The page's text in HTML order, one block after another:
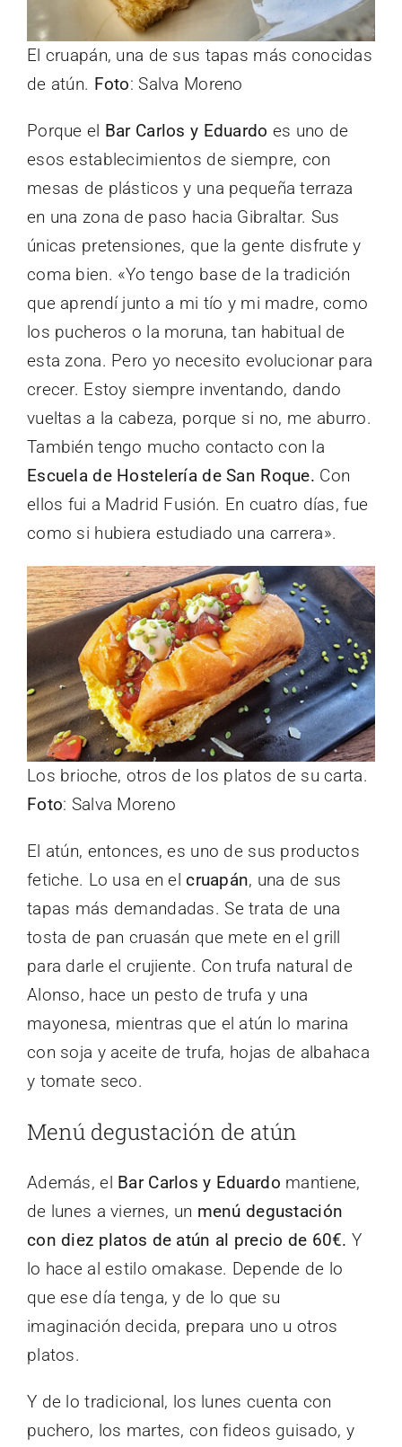
El cruapán, una de sus tapas más conocidas
de atún. Foto: Salva Moreno
Porque el Bar Carlos y Eduardo es uno de
esos establecimientos de siempre, con
mesas de plásticos y una pequeña terraza
en una zona de paso hacia Gibraltar. Sus
únicas pretensiones, que la gente disfrute y
coma bien. «Yo tengo base de la tradición
que aprendí junto a mi tío y mi madre, como
los pucheros o la moruna, tan habitual de
esta zona. Pero yo necesito evolucionar para
crecer. Estoy siempre inventando, dando
vueltas a la cabeza, porque si no, me aburro.
También tengo mucho contacto con la
Escuela de Hostelería de San Roque. Con
ellos fui a Madrid Fusión. En cuatro días, fue
como si hubiera estudiado una carrera».
Los brioche, otros de los platos de su carta.
Foto: Salva Moreno
El atún, entonces, es uno de sus productos
fetiche. Lo usa en elcruapán, una de sus
tapas más demandadas. Se trata de una
tosta de pan cruasán que mete en el grill
para darle el crujiente. Con trufa natural de
Alonso, hace un pesto de trufa y una
mayonesa, mientras que el atún lo marina
con soja y aceite de trufa, hojas de albahaca
y tomate seco.
Menú degustación de atún
Además, el Bar Carlos y Eduardo mantiene,
de lunes a viernes, un menú degustación
con diez platos de atún al precio de 60€. Y
lo hace al estilo omakase. Depende de lo
que ese día tenga, y de lo que su
imaginación decida, prepara uno u otros
platos.
Y de lo tradicional, los lunes cuenta con
puchero, los martes, con fideos guisado, y